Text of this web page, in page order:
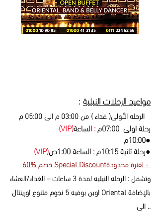
:مواعيد الرحلات النيلية
(VIP) رحلة اولى 07:00م :الساعة
10:00م●
(VIP) رحلة ثانية 10:15م :الساعة 1:00ص ●
خص
م %60 Special Discountلفترة محدودة -
وتشمل : الرحله ال
نيليه لمدة 3 ساعات – الغداء/العشاء
اوبن بوفيه 5 نجوم متنوع اورينتال Oriental بالإضافة
الى ..